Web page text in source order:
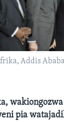
Addis
pia